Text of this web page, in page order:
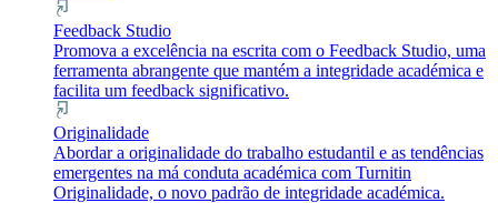
Feedback Studio
Promova a excelência na escrita com o Feedback Studio, uma
ferramenta abrangente que mantém a integridade académica e
facilita um feedback significativo.
Originalidade
Abordar a originalidade do trabalho estudantil e as tendências
emergentes na má conduta académica com Turnitin
Originalidade, o novo padrão de integridade académica.